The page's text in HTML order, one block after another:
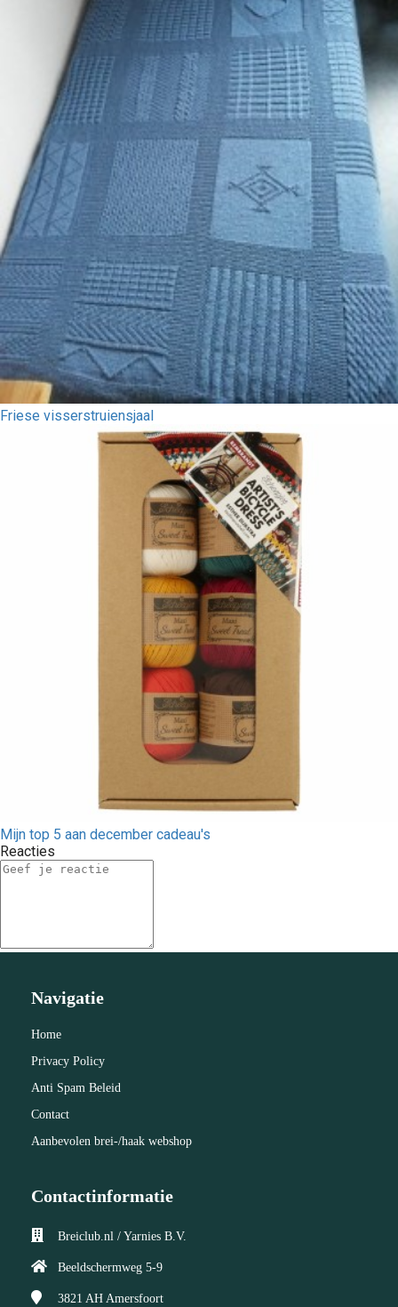
Friese visserstruiensjaal
Mijn top 5 aan december cadeau's
Reacties
Navigatie
Home
Privacy Policy
Anti Spam Beleid
Contact
Aanbevolen brei-/haak webshop
Contactinformatie
Breiclub.nl / Yarnies B.V.
Beeldschermweg 5-9
3821 AH Amersfoort